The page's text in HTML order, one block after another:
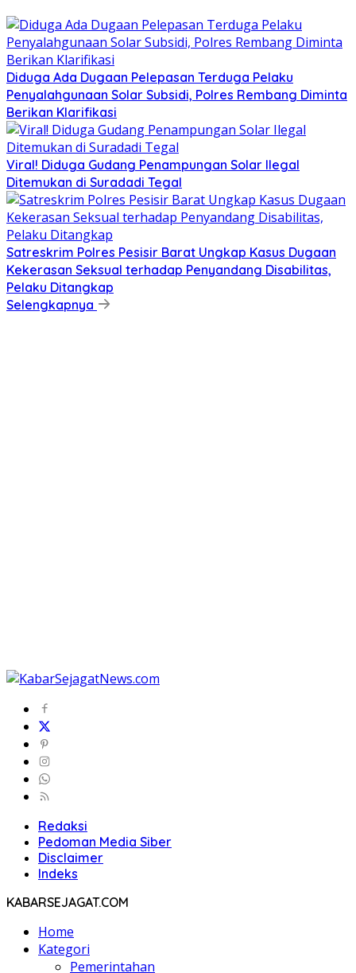
Diduga Ada Dugaan Pelepasan Terduga Pelaku
Penyalahgunaan Solar Subsidi, Polres Rembang Diminta
Berikan Klarifikasi
Viral! Diduga Gudang Penampungan Solar Ilegal
Ditemukan di Suradadi Tegal
Satreskrim Polres Pesisir Barat Ungkap Kasus Dugaan
Kekerasan Seksual terhadap Penyandang Disabilitas,
Pelaku Ditangkap
Selengkapnya
Redaksi
Pedoman Media Siber
Disclaimer
Indeks
KABARSEJAGAT.COM
Home
Kategori
Pemerintahan